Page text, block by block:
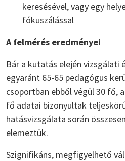
keresésével, vagy egy
fókuszálással
A felmérés eredményei
Bár a kutatás elején vizsgálati
egyaránt 65-65 pedagógus
csoportban ebből végül 30 fő,
fő adatai bizonyultak
hatásvizsgálata során
elemeztük.
Szignifikáns, megfigyelhető